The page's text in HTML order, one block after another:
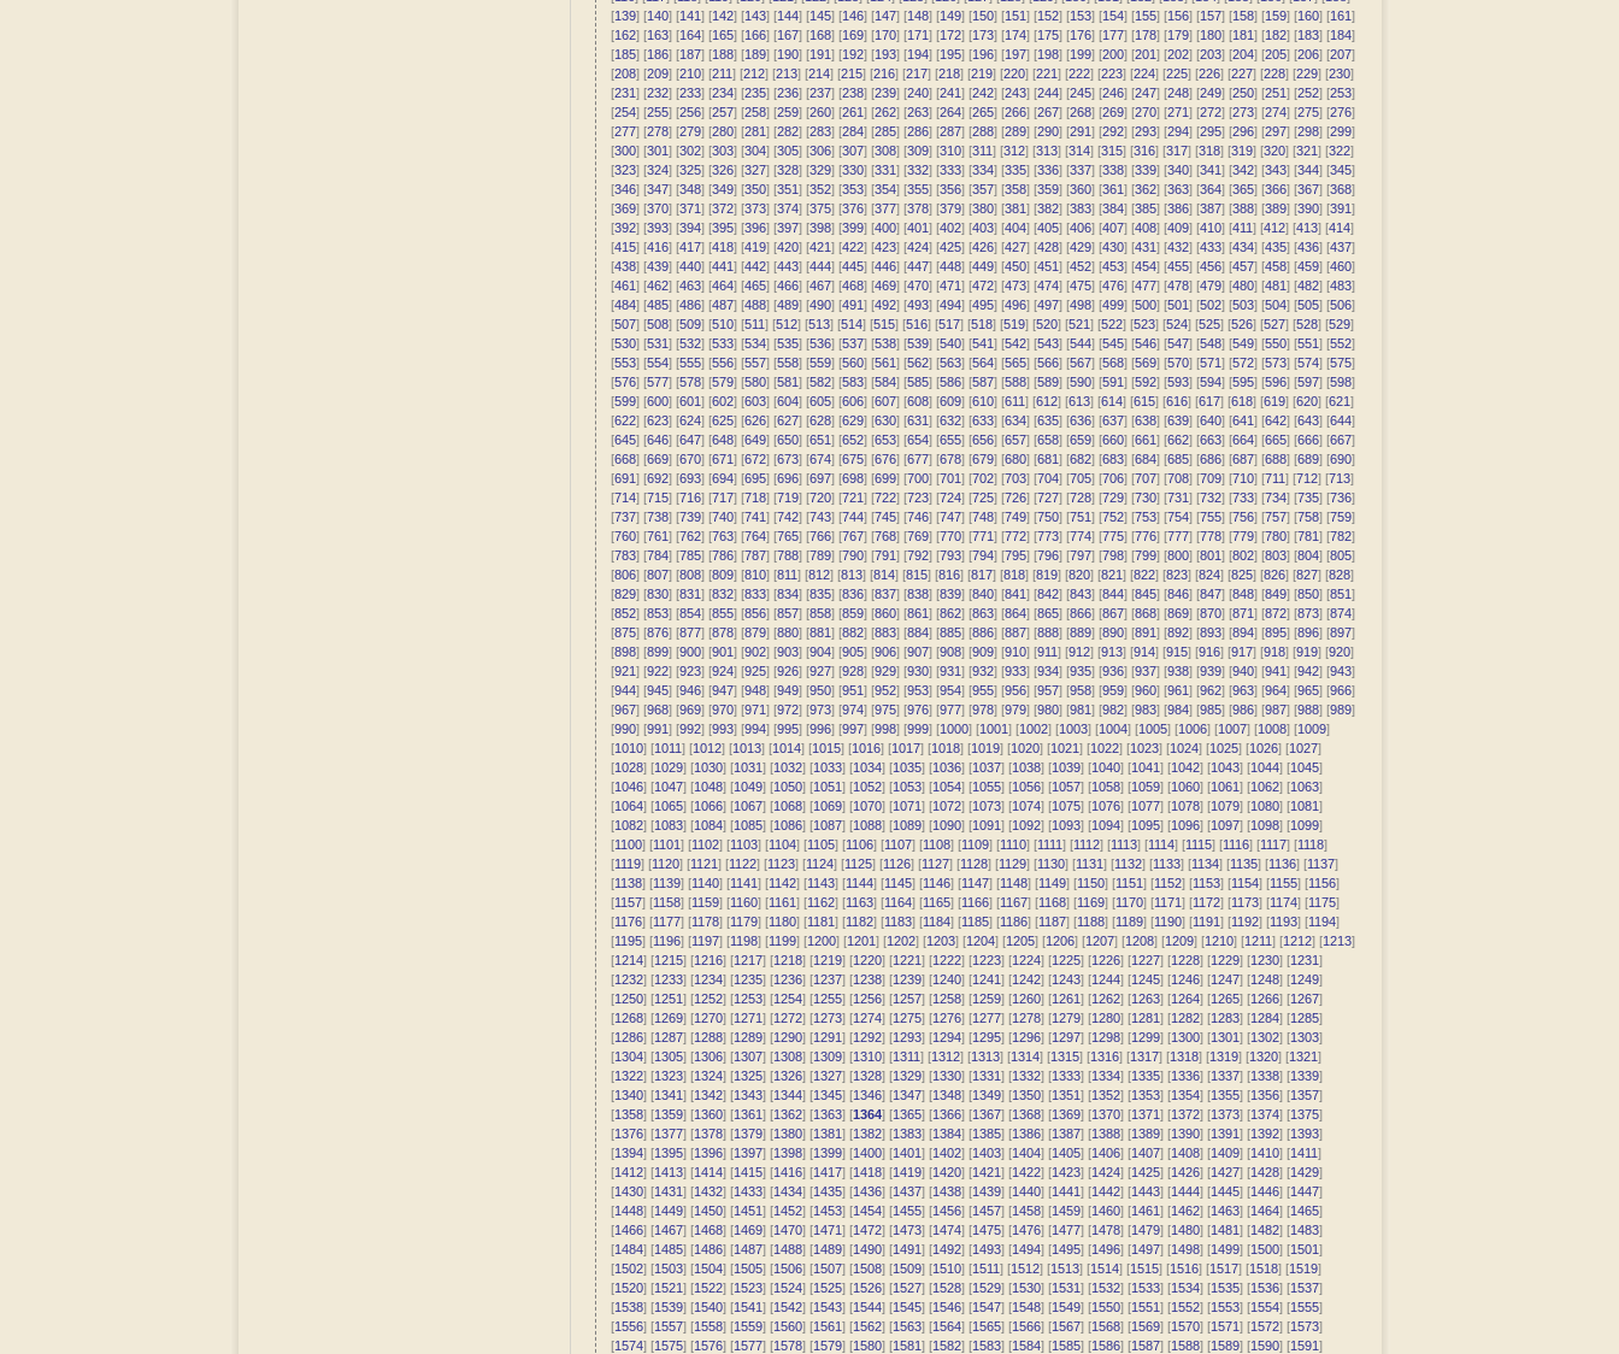
[139] [140] [141] [142] [143] [144] [145] [146] [147] [148] [149] [150] [151] [152] [153] [154] [155] [156] [157] [158] [159] [160] [161]
[162] [163] [164] [165] [166] [167] [168] [169] [170] [171] [172] [173] [174] [175] [176] [177] [178] [179] [180] [181] [182] [183] [184]
[185] [186] [187] [188] [189] [190] [191] [192] [193] [194] [195] [196] [197] [198] [199] [200] [201] [202] [203] [204] [205] [206] [207]
[208] [209] [210] [211] [212] [213] [214] [215] [216] [217] [218] [219] [220] [221] [222] [223] [224] [225] [226] [227] [228] [229] [230]
[231] [232] [233] [234] [235] [236] [237] [238] [239] [240] [241] [242] [243] [244] [245] [246] [247] [248] [249] [250] [251] [252] [253]
[254] [255] [256] [257] [258] [259] [260] [261] [262] [263] [264] [265] [266] [267] [268] [269] [270] [271] [272] [273] [274] [275] [276]
[277] [278] [279] [280] [281] [282] [283] [284] [285] [286] [287] [288] [289] [290] [291] [292] [293] [294] [295] [296] [297] [298] [299]
[300] [301] [302] [303] [304] [305] [306] [307] [308] [309] [310] [311] [312] [313] [314] [315] [316] [317] [318] [319] [320] [321] [322]
[323] [324] [325] [326] [327] [328] [329] [330] [331] [332] [333] [334] [335] [336] [337] [338] [339] [340] [341] [342] [343] [344] [345]
[346] [347] [348] [349] [350] [351] [352] [353] [354] [355] [356] [357] [358] [359] [360] [361] [362] [363] [364] [365] [366] [367] [368]
[369] [370] [371] [372] [373] [374] [375] [376] [377] [378] [379] [380] [381] [382] [383] [384] [385] [386] [387] [388] [389] [390] [391]
[392] [393] [394] [395] [396] [397] [398] [399] [400] [401] [402] [403] [404] [405] [406] [407] [408] [409] [410] [411] [412] [413] [414]
[415] [416] [417] [418] [419] [420] [421] [422] [423] [424] [425] [426] [427] [428] [429] [430] [431] [432] [433] [434] [435] [436] [437]
[438] [439] [440] [441] [442] [443] [444] [445] [446] [447] [448] [449] [450] [451] [452] [453] [454] [455] [456] [457] [458] [459] [460]
[461] [462] [463] [464] [465] [466] [467] [468] [469] [470] [471] [472] [473] [474] [475] [476] [477] [478] [479] [480] [481] [482] [483]
[484] [485] [486] [487] [488] [489] [490] [491] [492] [493] [494] [495] [496] [497] [498] [499] [500] [501] [502] [503] [504] [505] [506]
[507] [508] [509] [510] [511] [512] [513] [514] [515] [516] [517] [518] [519] [520] [521] [522] [523] [524] [525] [526] [527] [528] [529]
[530] [531] [532] [533] [534] [535] [536] [537] [538] [539] [540] [541] [542] [543] [544] [545] [546] [547] [548] [549] [550] [551] [552]
[553] [554] [555] [556] [557] [558] [559] [560] [561] [562] [563] [564] [565] [566] [567] [568] [569] [570] [571] [572] [573] [574] [575]
[576] [577] [578] [579] [580] [581] [582] [583] [584] [585] [586] [587] [588] [589] [590] [591] [592] [593] [594] [595] [596] [597] [598]
[599] [600] [601] [602] [603] [604] [605] [606] [607] [608] [609] [610] [611] [612] [613] [614] [615] [616] [617] [618] [619] [620] [621]
[622] [623] [624] [625] [626] [627] [628] [629] [630] [631] [632] [633] [634] [635] [636] [637] [638] [639] [640] [641] [642] [643] [644]
[645] [646] [647] [648] [649] [650] [651] [652] [653] [654] [655] [656] [657] [658] [659] [660] [661] [662] [663] [664] [665] [666] [667]
[668] [669] [670] [671] [672] [673] [674] [675] [676] [677] [678] [679] [680] [681] [682] [683] [684] [685] [686] [687] [688] [689] [690]
[691] [692] [693] [694] [695] [696] [697] [698] [699] [700] [701] [702] [703] [704] [705] [706] [707] [708] [709] [710] [711] [712] [713]
[714] [715] [716] [717] [718] [719] [720] [721] [722] [723] [724] [725] [726] [727] [728] [729] [730] [731] [732] [733] [734] [735] [736]
[737] [738] [739] [740] [741] [742] [743] [744] [745] [746] [747] [748] [749] [750] [751] [752] [753] [754] [755] [756] [757] [758] [759]
[760] [761] [762] [763] [764] [765] [766] [767] [768] [769] [770] [771] [772] [773] [774] [775] [776] [777] [778] [779] [780] [781] [782]
[783] [784] [785] [786] [787] [788] [789] [790] [791] [792] [793] [794] [795] [796] [797] [798] [799] [800] [801] [802] [803] [804] [805]
[806] [807] [808] [809] [810] [811] [812] [813] [814] [815] [816] [817] [818] [819] [820] [821] [822] [823] [824] [825] [826] [827] [828]
[829] [830] [831] [832] [833] [834] [835] [836] [837] [838] [839] [840] [841] [842] [843] [844] [845] [846] [847] [848] [849] [850] [851]
[852] [853] [854] [855] [856] [857] [858] [859] [860] [861] [862] [863] [864] [865] [866] [867] [868] [869] [870] [871] [872] [873] [874]
[875] [876] [877] [878] [879] [880] [881] [882] [883] [884] [885] [886] [887] [888] [889] [890] [891] [892] [893] [894] [895] [896] [897]
[898] [899] [900] [901] [902] [903] [904] [905] [906] [907] [908] [909] [910] [911] [912] [913] [914] [915] [916] [917] [918] [919] [920]
[921] [922] [923] [924] [925] [926] [927] [928] [929] [930] [931] [932] [933] [934] [935] [936] [937] [938] [939] [940] [941] [942] [943]
[944] [945] [946] [947] [948] [949] [950] [951] [952] [953] [954] [955] [956] [957] [958] [959] [960] [961] [962] [963] [964] [965] [966]
[967] [968] [969] [970] [971] [972] [973] [974] [975] [976] [977] [978] [979] [980] [981] [982] [983] [984] [985] [986] [987] [988] [989]
[990] [991] [992] [993] [994] [995] [996] [997] [998] [999] [1000] [1001] [1002] [1003] [1004] [1005] [1006] [1007] [1008] [1009]
[1010] [1011] [1012] [1013] [1014] [1015] [1016] [1017] [1018] [1019] [1020] [1021] [1022] [1023] [1024] [1025] [1026] [1027]
[1028] [1029] [1030] [1031] [1032] [1033] [1034] [1035] [1036] [1037] [1038] [1039] [1040] [1041] [1042] [1043] [1044] [1045]
[1046] [1047] [1048] [1049] [1050] [1051] [1052] [1053] [1054] [1055] [1056] [1057] [1058] [1059] [1060] [1061] [1062] [1063]
[1064] [1065] [1066] [1067] [1068] [1069] [1070] [1071] [1072] [1073] [1074] [1075] [1076] [1077] [1078] [1079] [1080] [1081]
[1082] [1083] [1084] [1085] [1086] [1087] [1088] [1089] [1090] [1091] [1092] [1093] [1094] [1095] [1096] [1097] [1098] [1099]
[1100] [1101] [1102] [1103] [1104] [1105] [1106] [1107] [1108] [1109] [1110] [1111] [1112] [1113] [1114] [1115] [1116] [1117] [1118]
[1119] [1120] [1121] [1122] [1123] [1124] [1125] [1126] [1127] [1128] [1129] [1130] [1131] [1132] [1133] [1134] [1135] [1136] [1137]
[1138] [1139] [1140] [1141] [1142] [1143] [1144] [1145] [1146] [1147] [1148] [1149] [1150] [1151] [1152] [1153] [1154] [1155] [1156]
[1157] [1158] [1159] [1160] [1161] [1162] [1163] [1164] [1165] [1166] [1167] [1168] [1169] [1170] [1171] [1172] [1173] [1174] [1175]
[1176] [1177] [1178] [1179] [1180] [1181] [1182] [1183] [1184] [1185] [1186] [1187] [1188] [1189] [1190] [1191] [1192] [1193] [1194]
[1195] [1196] [1197] [1198] [1199] [1200] [1201] [1202] [1203] [1204] [1205] [1206] [1207] [1208] [1209] [1210] [1211] [1212] [1213]
[1214] [1215] [1216] [1217] [1218] [1219] [1220] [1221] [1222] [1223] [1224] [1225] [1226] [1227] [1228] [1229] [1230] [1231]
[1232] [1233] [1234] [1235] [1236] [1237] [1238] [1239] [1240] [1241] [1242] [1243] [1244] [1245] [1246] [1247] [1248] [1249]
[1250] [1251] [1252] [1253] [1254] [1255] [1256] [1257] [1258] [1259] [1260] [1261] [1262] [1263] [1264] [1265] [1266] [1267]
[1268] [1269] [1270] [1271] [1272] [1273] [1274] [1275] [1276] [1277] [1278] [1279] [1280] [1281] [1282] [1283] [1284] [1285]
[1286] [1287] [1288] [1289] [1290] [1291] [1292] [1293] [1294] [1295] [1296] [1297] [1298] [1299] [1300] [1301] [1302] [1303]
[1304] [1305] [1306] [1307] [1308] [1309] [1310] [1311] [1312] [1313] [1314] [1315] [1316] [1317] [1318] [1319] [1320] [1321]
[1322] [1323] [1324] [1325] [1326] [1327] [1328] [1329] [1330] [1331] [1332] [1333] [1334] [1335] [1336] [1337] [1338] [1339]
[1340] [1341] [1342] [1343] [1344] [1345] [1346] [1347] [1348] [1349] [1350] [1351] [1352] [1353] [1354] [1355] [1356] [1357]
[1358] [1359] [1360] [1361] [1362] [1363] [1364] [1365] [1366] [1367] [1368] [1369] [1370] [1371] [1372] [1373] [1374] [1375]
[1376] [1377] [1378] [1379] [1380] [1381] [1382] [1383] [1384] [1385] [1386] [1387] [1388] [1389] [1390] [1391] [1392] [1393]
[1394] [1395] [1396] [1397] [1398] [1399] [1400] [1401] [1402] [1403] [1404] [1405] [1406] [1407] [1408] [1409] [1410] [1411]
[1412] [1413] [1414] [1415] [1416] [1417] [1418] [1419] [1420] [1421] [1422] [1423] [1424] [1425] [1426] [1427] [1428] [1429]
[1430] [1431] [1432] [1433] [1434] [1435] [1436] [1437] [1438] [1439] [1440] [1441] [1442] [1443] [1444] [1445] [1446] [1447]
[1448] [1449] [1450] [1451] [1452] [1453] [1454] [1455] [1456] [1457] [1458] [1459] [1460] [1461] [1462] [1463] [1464] [1465]
[1466] [1467] [1468] [1469] [1470] [1471] [1472] [1473] [1474] [1475] [1476] [1477] [1478] [1479] [1480] [1481] [1482] [1483]
[1484] [1485] [1486] [1487] [1488] [1489] [1490] [1491] [1492] [1493] [1494] [1495] [1496] [1497] [1498] [1499] [1500] [1501]
[1502] [1503] [1504] [1505] [1506] [1507] [1508] [1509] [1510] [1511] [1512] [1513] [1514] [1515] [1516] [1517] [1518] [1519]
[1520] [1521] [1522] [1523] [1524] [1525] [1526] [1527] [1528] [1529] [1530] [1531] [1532] [1533] [1534] [1535] [1536] [1537]
[1538] [1539] [1540] [1541] [1542] [1543] [1544] [1545] [1546] [1547] [1548] [1549] [1550] [1551] [1552] [1553] [1554] [1555]
[1556] [1557] [1558] [1559] [1560] [1561] [1562] [1563] [1564] [1565] [1566] [1567] [1568] [1569] [1570] [1571] [1572] [1573]
[1574] [1575] [1576] [1577] [1578] [1579] [1580] [1581] [1582] [1583] [1584] [1585] [1586] [1587] [1588] [1589] [1590] [1591]